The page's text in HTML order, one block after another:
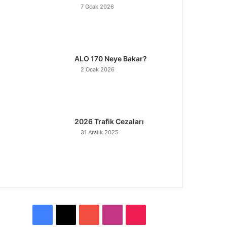
7 Ocak 2026
ALO 170 Neye Bakar?
2 Ocak 2026
2026 Trafik Cezaları
31 Aralık 2025